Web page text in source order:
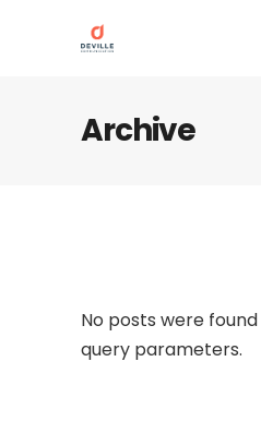
Archive
No posts were
query parameters.